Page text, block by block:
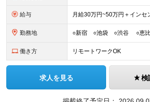
給与
勤務地
働き方 リモートワークOK
求人を見る 検